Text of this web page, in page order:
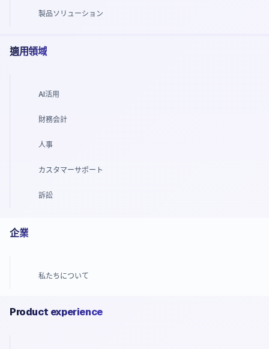
製品ソリューション
適用領域
AI活用
財務会計
人事
カスタマーサポート
訴訟
企業
私たちについて
Product experience